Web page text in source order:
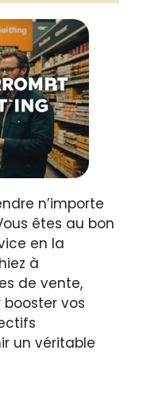
n’importe
êtes au bon
en la
à
de vente,
vos
un véritable